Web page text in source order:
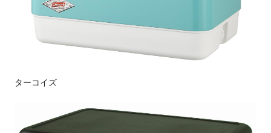
ターコイズ